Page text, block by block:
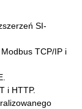
SI-
TCP/IP i
i HTTP.